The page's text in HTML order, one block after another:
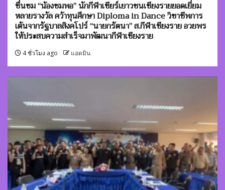
ชื่นชม “น้องชมพอ” นักกีฬาเชียร์เยาวชนเชียงรายยอดเยี่ยม
หลายรางวัล คว้าทุนศึกษา Diploma in Dance วิชาชีพการ
เต้นจากรัฐบาลสิงคโปร์ “นายกรัตนา” ส.กีฬาเชียงราย อวยพร
ให้ประสบความสำเร็จมาพัฒนากีฬาเชียงราย
4 ชั่วโมง ago แอดมิน